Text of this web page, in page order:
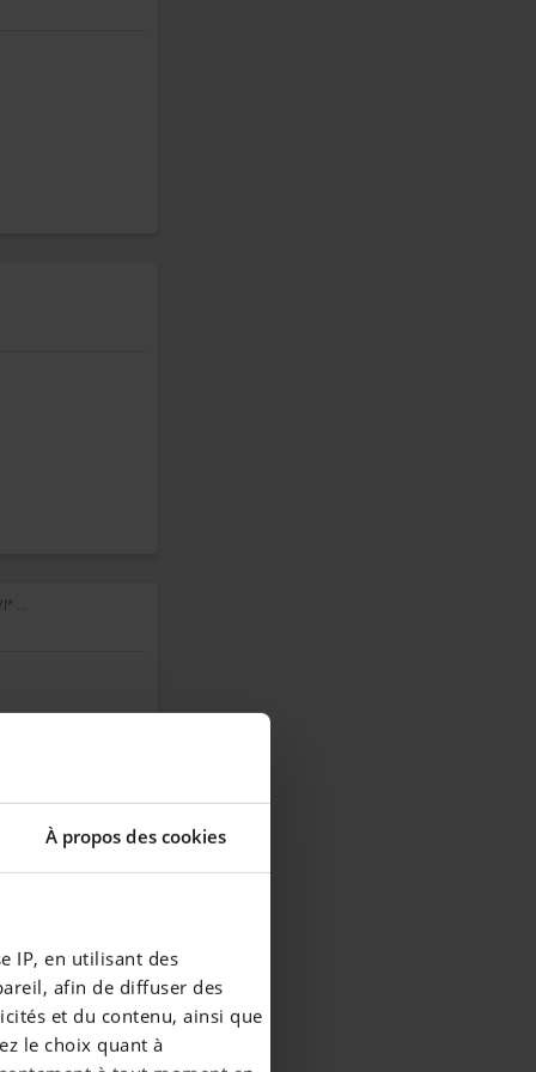
À propos des cookies
IP, en utilisant des
afin de diffuser des
et du contenu, ainsi que
le choix quant à
...